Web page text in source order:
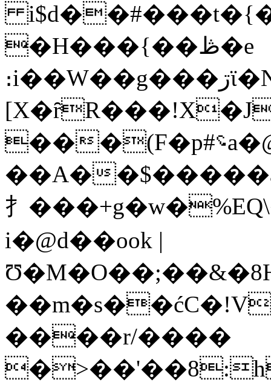
�H���{��ڟ�e
։i��W��g���ڗϊ�N+�k�ٖ����������Lg@�D3&D)�z�t���7EZ�.
���(F�p#؝a�@�U��H\�~��^X�v��pK�oc�l��cRan��2rْ�ߤ3B�b�sR$�6
��A�
⺘
i�@d��ook |
����r/����